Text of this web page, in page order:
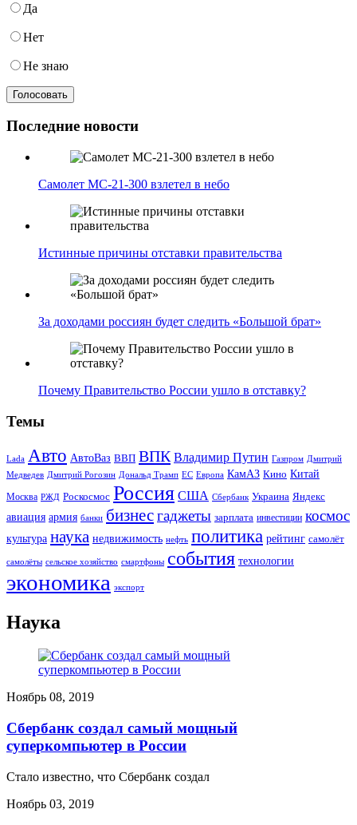
Да
Нет
Не знаю
Последние новости
Самолет МС-21-300 взлетел в небо
Истинные причины отставки правительства
За доходами россиян будет следить «Большой брат»
Почему Правительство России ушло в отставку?
Темы
Lada Авто АвтоВаз ВВП ВПК Владимир Путин Газпром Дмитрий
Медведев Дмитрий Рогозин Дональд Трамп ЕС Европа КамАЗ Кино Китай
Москва РЖД Роскосмос Россия США Сбербанк Украина Яндекс
авиация армия банки бизнесгаджеты зарплата инвестиции космос
культура наука недвижимость нефть политика рейтинг самолёт
самолёты сельское хозяйство смартфоны события технологии
экономика экспорт
Наука
Ноябрь 08, 2019
Сбербанк создал самый мощный
суперкомпьютер в России
Стало известно, что Сбербанк создал
Ноябрь 03, 2019